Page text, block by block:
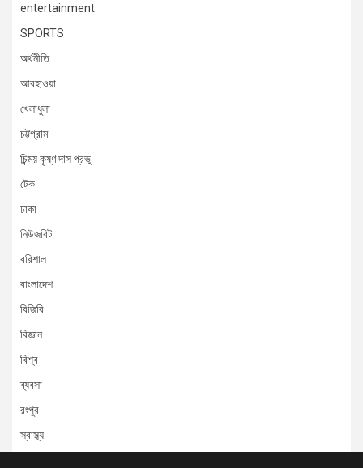
entertainment
SPORTS
অর্থনীতি
আবহাওয়া
খেলাধুলা
চট্টগ্রাম
চিন্ময় কৃষ্ণ দাস প্রভু
টেক
ঢাকা
নিউজবিট
বরিশাল
বাংলাদেশ
বিজিবি
বিজ্ঞান
বিশ্ব
ব্যবসা
রংপুর
স্বাস্থ্য